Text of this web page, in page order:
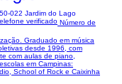
022 Jardim do Lago
Número de
Graduado em música
desde 1996, com
com aulas de piano,
em Campinas:
School of Rock e Caixinha